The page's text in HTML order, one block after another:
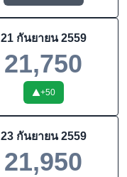
21 กันยายน 2559
21,750
+50
23 กันยายน 2559
21,950